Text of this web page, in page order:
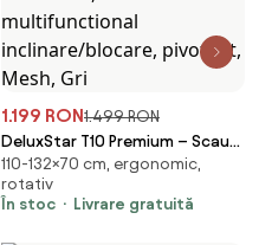
1.199 RON1.499 RON
DeluxStar T10 Premium – Scaun
ergonomic, cotiere 6D ultra
moi, Suport Lombar 3 Zone
Dinamice, Spătar ajustabil pe
110-132×70 cm, ergonomic,
rotativ
În stoc
Livrare gratuită